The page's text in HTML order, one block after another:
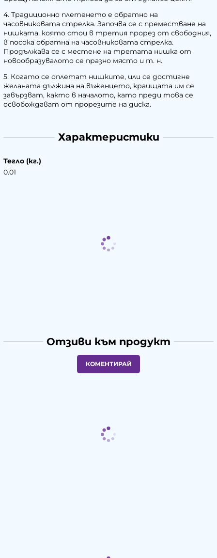
4. Традиционно плетенето е обратно на
часовниковата стрелка. Започва се с преместване на
нишката, която стои в третия прорез от свободния,
в посока обратна на часовниковата стрелка.
Продължава се с местене на третата нишка от
новообразувалото се празно място и т. н.
5. Когато се оплетат нишките, или се достигне
желаната дължина на въженцето, краищата им се
завързват, както в началото, като преди това се
освобождават от прорезите на диска.
Характеристики
Тегло (кг.)
0.01
Отзиви към продукт
КОМЕНТИРАЙ